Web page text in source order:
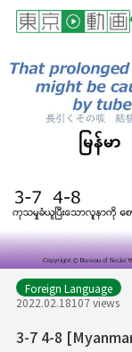
Foreign Language
2022.02.18107 views
3-7 4-8